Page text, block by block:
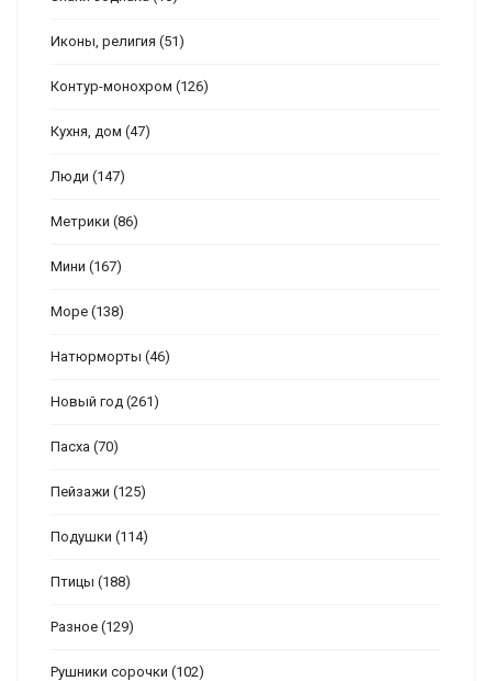
Иконы, религия (51)
Контур-монохром (126)
Кухня, дом (47)
Люди (147)
Метрики (86)
Мини (167)
Море (138)
Натюрморты (46)
Новый год (261)
Пасха (70)
Пейзажи (125)
Подушки (114)
Птицы (188)
Разное (129)
Рушники сорочки (102)